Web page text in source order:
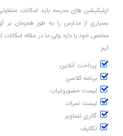
اپلیکیشن های مدرسه باید امکانات
بسیاری از مدارس را به طور همزمان بر
مختص خود را دارد ولی ما در مقاله امکانات
ایم:
پرداخت آنلاین
برنامه کلاسی
لیست حضوروغیاب
لیست نمرات
گالری تصاویر
تکالیف